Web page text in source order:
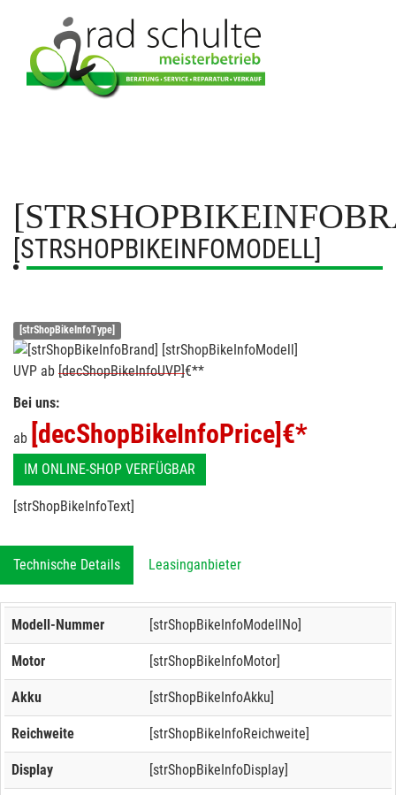
[STRSHOPBIKEINFOMODELL]
[strShopBikeInfoType]
UVP ab [decShopBikeInfoUVP]€**
Bei uns:
ab [decShopBikeInfoPrice] €*
IM ONLINE-SHOP VERFÜGBAR
[strShopBikeInfoText]
Technische Details Leasinganbieter
Modell-Nummer [strShopBikeInfoModellNo]
Motor [strShopBikeInfoMotor]
Akku [strShopBikeInfoAkku]
Reichweite [strShopBikeInfoReichweite]
Display [strShopBikeInfoDisplay]